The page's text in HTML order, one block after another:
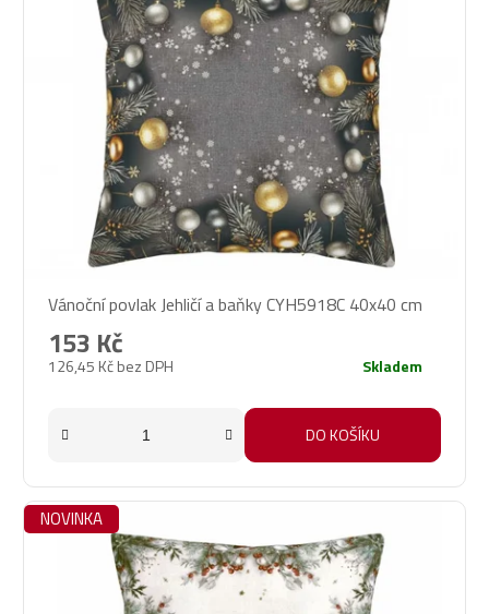
Vánoční povlak Jehličí a baňky CYH5918C 40x40 cm
126,45 Kč bez DPH
153 Kč
Skladem
DO KOŠÍKU
NOVINKA